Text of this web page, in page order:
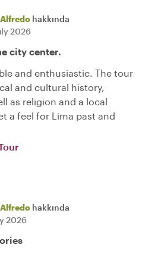
Alfredo hakkında
2026
city center.
and enthusiastic. The tour
and cultural history,
as religion and a local
a feel for Lima past and
Alfredo hakkında
2026